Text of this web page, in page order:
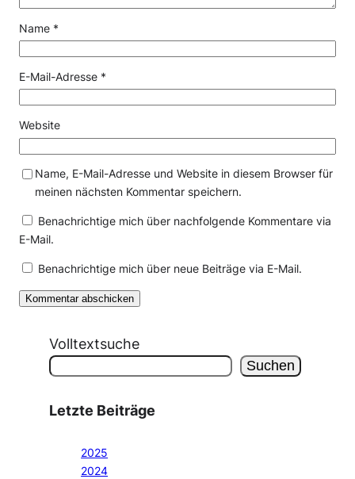
Name *
E-Mail-Adresse *
Website
Name, E-Mail-Adresse und Website in diesem Browser für
meinen nächsten Kommentar speichern.
Benachrichtige mich über nachfolgende Kommentare via
E-Mail.
Benachrichtige mich über neue Beiträge via E-Mail.
Volltextsuche
Suchen
Letzte Beiträge
2025
2024